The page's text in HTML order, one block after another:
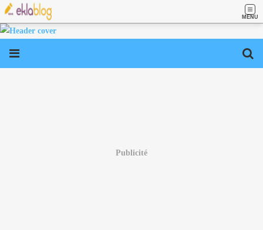
MENU
Publicité